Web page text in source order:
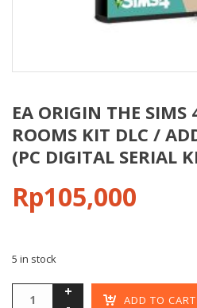
EA ORIGIN THE SIMS
ROOMS KIT DLC /
(PC DIGITAL SERIAL
Rp105,000
5 in stock
ADD TO CART